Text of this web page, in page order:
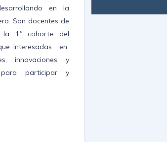
en la
Son docentes de
la 1ª cohorte del
interesadas en
innovaciones y
para participar y